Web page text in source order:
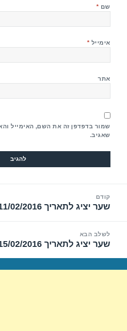
שם *
אימייל *
אתר
שמור בדפדפן זה את השם, האימייל
שאגיב.
קודם
הפוסט
שער יציג לתאריך 11/02/2016
לשלב הבא
הפוסט
שער יציג לתאריך 15/02/2016